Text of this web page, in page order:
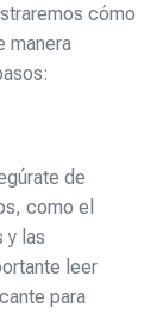
cómo
manera
de
como el
y las
leer
para